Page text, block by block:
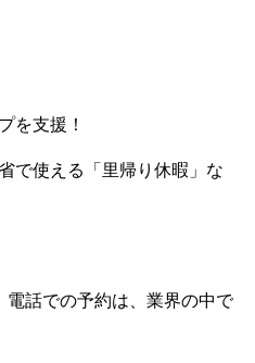
を支援！
で使える「里帰り休暇」な
電話での予約は、業界の中で